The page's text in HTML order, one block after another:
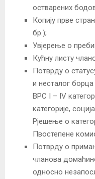
остварених
Копију прве
бр.);
Увјерење о
Кућну листу
Потврду о
и несталог
ВРС I – IV
категорије,
Рјешење о
Пвостепене
Потврду о
чланова
односно